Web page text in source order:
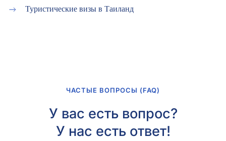
Туристические визы в Таиланд
ЧАСТЫЕ ВОПРОСЫ (FAQ)
У вас есть вопрос?
У нас есть ответ!